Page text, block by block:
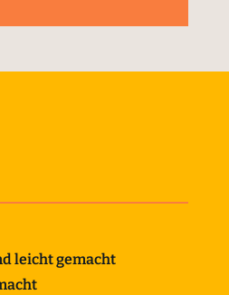
leicht gemacht